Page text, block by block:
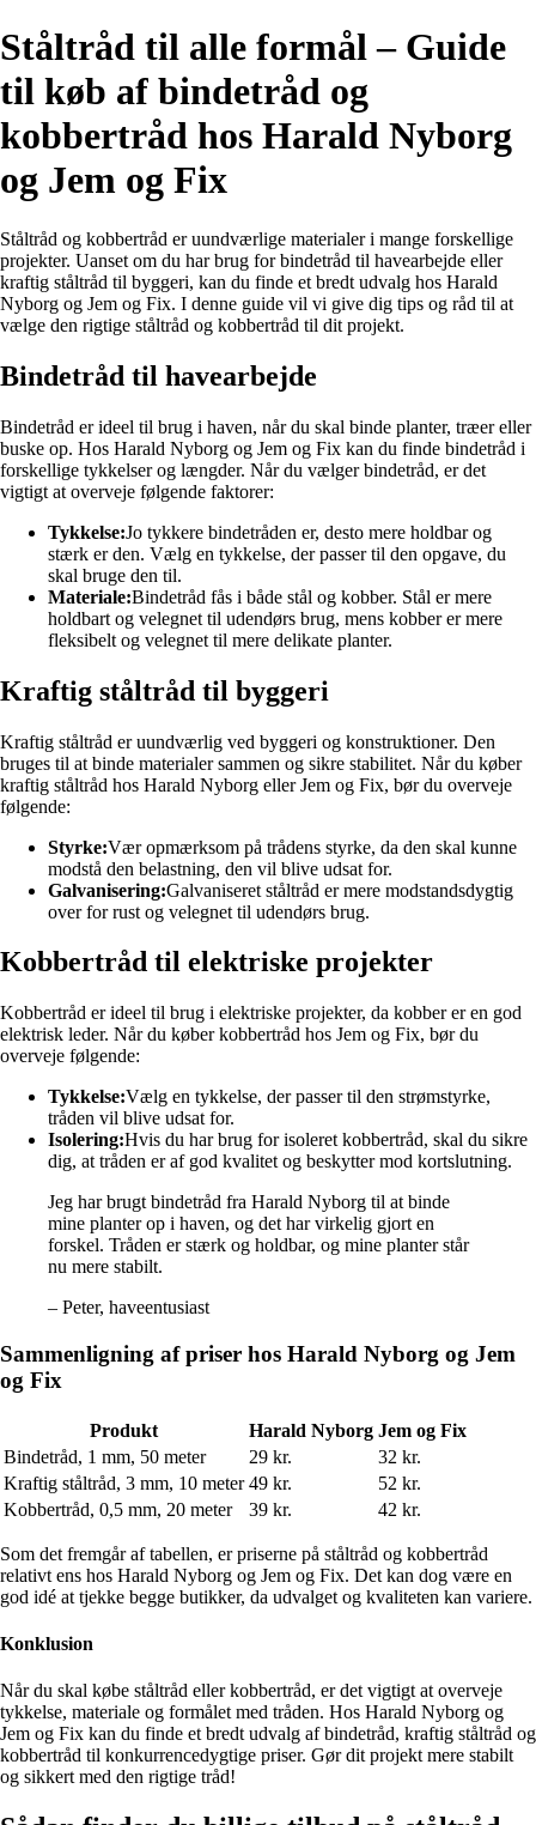
Ståltråd til alle formål – Guide
til køb af bindetråd og
kobbertråd hos Harald Nyborg
og Jem og Fix
Ståltråd og kobbertråd er uundværlige materialer i mange forskellige
projekter. Uanset om du har brug for bindetråd til havearbejde eller
kraftig ståltråd til byggeri, kan du finde et bredt udvalg hos Harald
Nyborg og Jem og Fix. I denne guide vil vi give dig tips og råd til at
vælge den rigtige ståltråd og kobbertråd til dit projekt.
Bindetråd til havearbejde
Bindetråd er ideel til brug i haven, når du skal binde planter, træer eller
buske op. Hos Harald Nyborg og Jem og Fix kan du finde bindetråd i
forskellige tykkelser og længder. Når du vælger bindetråd, er det
vigtigt at overveje følgende faktorer:
Tykkelse:Jo tykkere bindetråden er, desto mere holdbar og
stærk er den. Vælg en tykkelse, der passer til den opgave, du
skal bruge den til.
Materiale:Bindetråd fås i både stål og kobber. Stål er mere
holdbart og velegnet til udendørs brug, mens kobber er mere
fleksibelt og velegnet til mere delikate planter.
Kraftig ståltråd til byggeri
Kraftig ståltråd er uundværlig ved byggeri og konstruktioner. Den
bruges til at binde materialer sammen og sikre stabilitet. Når du køber
kraftig ståltråd hos Harald Nyborg eller Jem og Fix, bør du overveje
følgende:
Styrke:Vær opmærksom på trådens styrke, da den skal kunne
modstå den belastning, den vil blive udsat for.
Galvanisering:Galvaniseret ståltråd er mere modstandsdygtig
over for rust og velegnet til udendørs brug.
Kobbertråd til elektriske projekter
Kobbertråd er ideel til brug i elektriske projekter, da kobber er en god
elektrisk leder. Når du køber kobbertråd hos Jem og Fix, bør du
overveje følgende:
Tykkelse:Vælg en tykkelse, der passer til den strømstyrke,
tråden vil blive udsat for.
Isolering:Hvis du har brug for isoleret kobbertråd, skal du sikre
dig, at tråden er af god kvalitet og beskytter mod kortslutning.
Jeg har brugt bindetråd fra Harald Nyborg til at binde
mine planter op i haven, og det har virkelig gjort en
forskel. Tråden er stærk og holdbar, og mine planter står
nu mere stabilt.
– Peter, haveentusiast
Sammenligning af priser hos Harald Nyborg og Jem
og Fix
Produkt Harald Nyborg Jem og Fix
Bindetråd, 1 mm, 50 meter
29 kr.
32 kr.
Kraftig ståltråd, 3 mm, 10 meter 49 kr.
52 kr.
Kobbertråd, 0,5 mm, 20 meter
39 kr. 42 kr.
Som det fremgår af tabellen, er priserne på ståltråd og kobbertråd
relativt ens hos Harald Nyborg og Jem og Fix. Det kan dog være en
god idé at tjekke begge butikker, da udvalget og kvaliteten kan variere.
Konklusion
Når du skal købe ståltråd eller kobbertråd, er det vigtigt at overveje
tykkelse, materiale og formålet med tråden. Hos Harald Nyborg og
Jem og Fix kan du finde et bredt udvalg af bindetråd, kraftig ståltråd og
kobbertråd til konkurrencedygtige priser. Gør dit projekt mere stabilt
og sikkert med den rigtige tråd!